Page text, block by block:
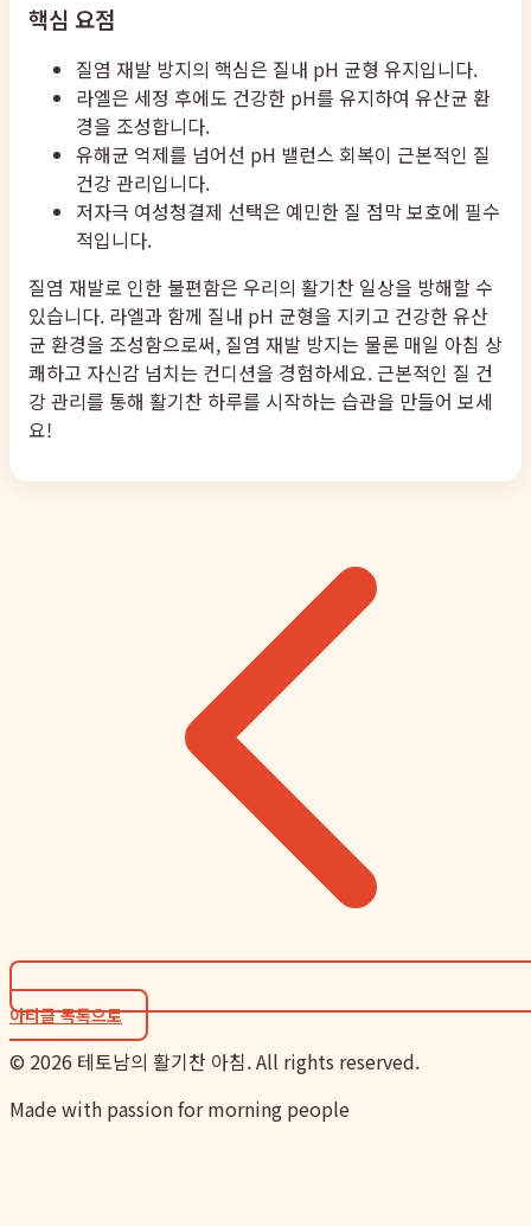
핵심 요점
질염 재발 방지의 핵심은 질내 pH 균형 유지입니다.
라엘은 세정 후에도 건강한 pH를 유지하여 유산균 환
경을 조성합니다.
유해균 억제를 넘어선 pH 밸런스 회복이 근본적인 질
건강 관리입니다.
저자극 여성청결제 선택은 예민한 질 점막 보호에 필수
적입니다.
질염 재발로 인한 불편함은 우리의 활기찬 일상을 방해할 수
있습니다. 라엘과 함께 질내 pH 균형을 지키고 건강한 유산
균 환경을 조성함으로써, 질염 재발 방지는 물론 매일 아침 상
쾌하고 자신감 넘치는 컨디션을 경험하세요. 근본적인 질 건
강 관리를 통해 활기찬 하루를 시작하는 습관을 만들어 보세
요!
아티클 목록으로
© 2026 테토남의 활기찬 아침. All rights reserved.
Made with passion for morning people